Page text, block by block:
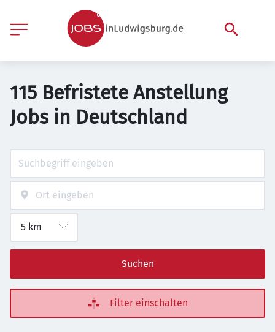
115 Befristete Anstellung
Jobs in Deutschland
Suchen
Filter einschalten